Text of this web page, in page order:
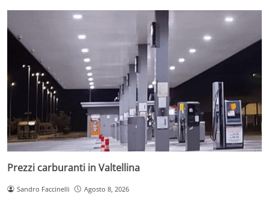
Prezzi carburanti in Valtellina
Sandro Faccinelli Agosto 8, 2026